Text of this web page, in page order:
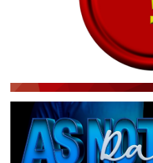
ÚLTIMAS NOTÍCIAS
NOTÍCIAS TAMBÉM NA TELA
BRASIL MUNDO AO VIVO